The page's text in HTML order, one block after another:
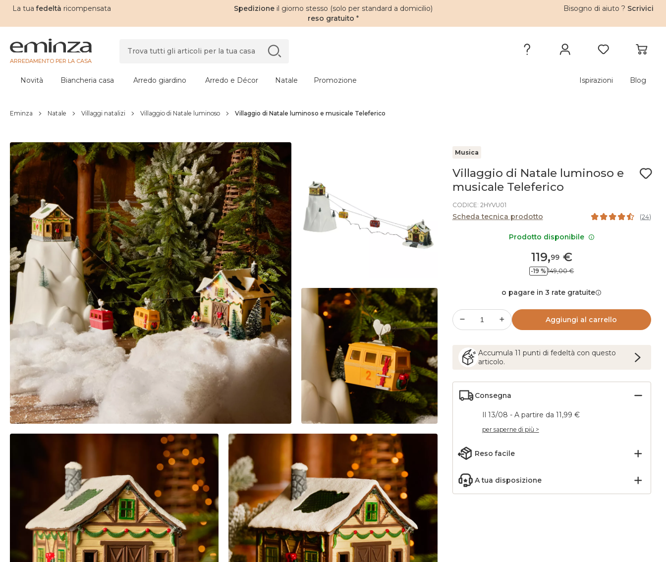
La tua fedeltà ricompensata Spedizione il giorno stesso (solo per standard a domicilio)
reso gratuito *
Bisogno di aiuto ? Scrivici
ARREDAMENTO PER LA CASA
Novità Biancheria casa Arredo giardino Arredo e Décor Natale Promozione Ispirazioni Blog
Eminza Natale Villaggi natalizi Villaggio di Natale luminoso Villaggio di Natale luminoso e musicale Teleferico
Musica
Villaggio di Natale luminoso e
musicale Teleferico
CODICE: 2HYVU01
Scheda tecnica prodotto (24)
119,99€
-19 % 149,00 €
o pagare in 3 rate gratuite
Aggiungi al carrello
Accumula 11 punti di fedeltà con questo
articolo.
Consegna
Il 13/08 - A partire da 11,99 €
per saperne di più >
Reso facile
A tua disposizione